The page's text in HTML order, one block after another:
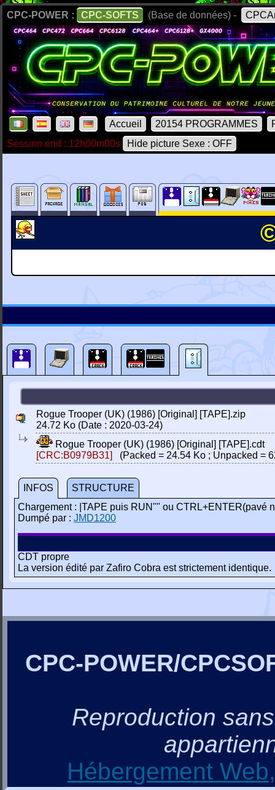
CPC-POWER : CPC-SOFTS (Base de données) -
Accueil 20154 PROGRAMMES
Session end : 12h00m00s
Hide picture Sexe : OFF
Rogue Trooper (UK) (1986) [Original] [TAPE].zip
24.72 Ko (Date : 2020-03-24)
Rogue Trooper (UK) (1986) [Original] [TAPE].cdt
[CRC:B0979B31]
(Packed = 24.54 Ko ; Unpacked =
INFOS
STRUCTURE
Chargement : |TAPE puis RUN"" ou CTRL+ENTER(pavé
Dumpé par : JMD1200
CDT propre
La version édité par Zafiro Cobra est strictement identique.
CPC-POWER/
Reproduction
Hébergement